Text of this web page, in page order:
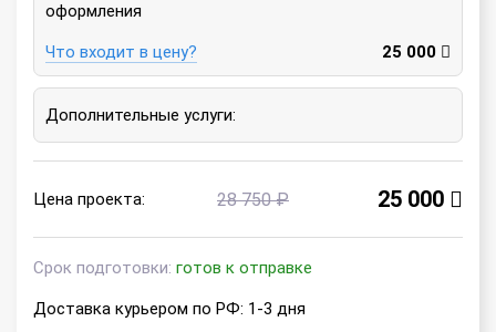
оформления
Что входит в цену? 25 000
Дополнительные услуги:
Цена проекта: 28 750 ₽ 25 000
Срок подготовки: готов к отправке
Доставка курьером по РФ: 1-3 дня